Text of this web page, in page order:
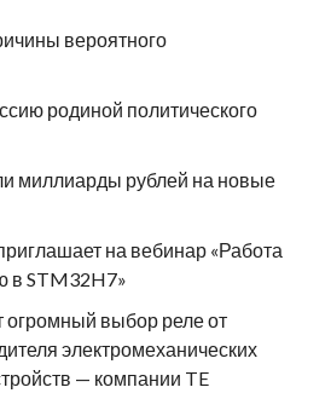
вероятного
родиной политического
миллиарды рублей на новые
на вебинар «Работа
в STM32H7»
огромный выбор реле от
электромеханических
— компании TE